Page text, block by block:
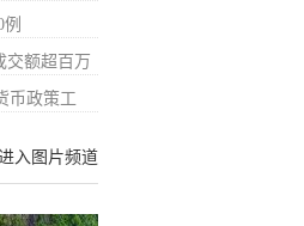
交额超百万
币政策工
入图片频道